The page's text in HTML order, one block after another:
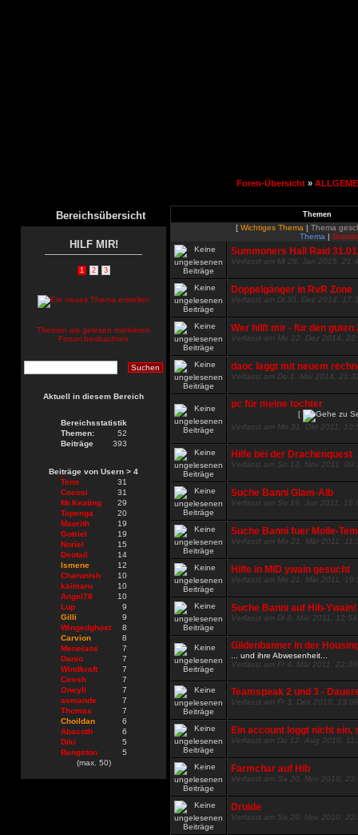
Foren-Übersicht»
Bereichsübersicht
HILF MIR!
1 2 3
Themen als gelesen markieren
Forum beobachten
Aktuell in diesem Bereich
Bereichsstatistik
Themen:
52
Beiträge
393
Beiträge von Usern > 4
Teno
31
Cocosi
31
Mr.Keating
29
Topenga
20
Maorith
19
Gotriel
19
Noriel
15
Deotail
14
Ismene
12
Charunish
10
kaimaru
10
Angel78
10
Lup
9
Gilli
9
Wingedghost
8
Carvion
8
Menelaos
7
Danio
7
Windkraft
7
Ciresh
7
Oneyll
7
aemande
7
Thomas
7
Choildan
6
Abacoth
6
Diki
5
Bengston
5
(max. 50)
Themen
[ Wichtiges Thema | Thema
Thema |
Summoners Hall Raid
Verfasst am Mi 28. Jan 2015,
Doppelgänger in RvR Zone
Verfasst am Di 30. Dez 2014,
Wer hilft mir - für den guten
Verfasst am Mo 22. Dez 2014,
daoc laggt mit neuem
Verfasst am Do 1. Mai 2014,
pc für meine tochter
[
Verfasst am Mo 31. Okt 2011,
Hilfe bei der Drachenquest
Verfasst am So 13. Nov 2011,
Suche Banni Glam-Alb
Verfasst am So 19. Jun 2011,
Suche Banni fuer Molle-
Verfasst am Mo 21. Mär 2011,
Hilfe in MID ywain gesucht
Verfasst am Mo 21. Mär 2011,
Suche Banni auf Hib-Ywain!
Verfasst am Di 8. Mär 2011, 12:54
Gildenbanner in der
... und ihre Abwesenheit...
Verfasst am Fr 4. Mär 2011, 22:00
Teamspeak 2 und 3 -
Verfasst am Fr 3. Dez 2010, 13:06
Ein account loggt nicht ein,
Verfasst am Do 12. Aug 2010,
Farmchar auf Hib
Verfasst am Sa 20. Nov 2010,
Druide
Verfasst am Sa 20. Nov 2010,